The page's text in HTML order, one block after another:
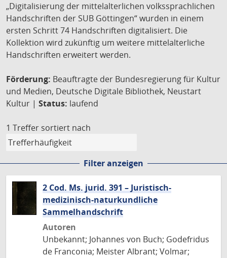
„Digitalisierung der mittelalterlichen volkssprachlichen
Handschriften der SUB Göttingen“ wurden in einem
ersten Schritt 74 Handschriften digitalisiert. Die
Kollektion wird zukünftig um weitere mittelalterliche
Handschriften erweitert werden.
Förderung: Beauftragte der Bundesregierung für Kultur
und Medien, Deutsche Digitale Bibliothek, Neustart
Kultur | Status: laufend
1 Treffer sortiert nach
Filter anzeigen
2 Cod. Ms. jurid. 391 – Juristisch-
medizinisch-naturkundliche
Sammelhandschrift
Autoren
Unbekannt; Johannes von Buch; Godefridus
de Franconia; Meister Albrant; Volmar;